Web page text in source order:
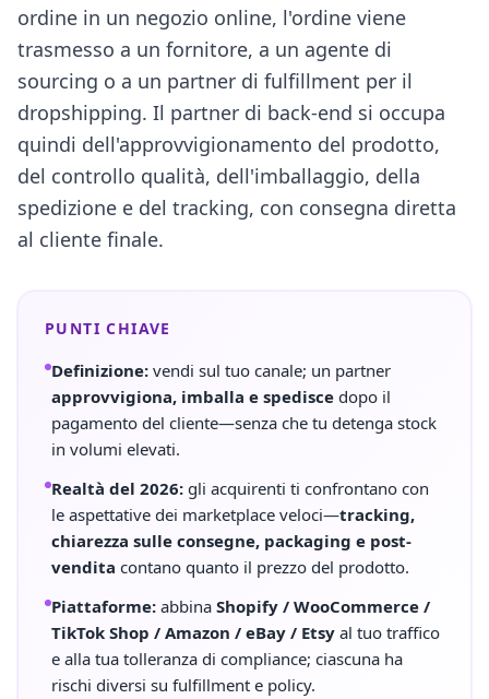
ordine in un negozio online, l'ordine viene
trasmesso a un fornitore, a un agente di
sourcing o a un partner di fulfillment per il
dropshipping. Il partner di back-end si occupa
quindi dell'approvvigionamento del prodotto,
del controllo qualità, dell'imballaggio, della
spedizione e del tracking, con consegna diretta
al cliente finale.
PUNTI CHIAVE
Definizione: vendi sul tuo canale; un partner
approvvigiona, imballa e spedisce dopo il
pagamento del cliente—senza che tu detenga stock
in volumi elevati.
Realtà del 2026: gli acquirenti ti confrontano con
le aspettative dei marketplace veloci—tracking,
chiarezza sulle consegne, packaging e post-
vendita contano quanto il prezzo del prodotto.
Piattaforme: abbina Shopify / WooCommerce /
TikTok Shop / Amazon / eBay / Etsy al tuo traffico
e alla tua tolleranza di compliance; ciascuna ha
rischi diversi su fulfillment e policy.